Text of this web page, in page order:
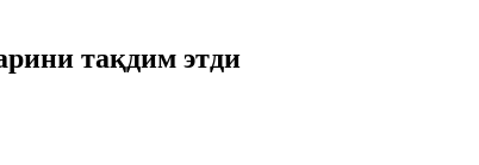
тақдим этди